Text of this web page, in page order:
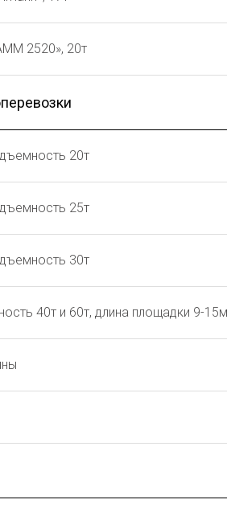
2520», 20т
20т
25т
30т
40т и 60т, длина площадки 9-